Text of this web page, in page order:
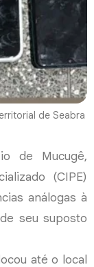
de Seabra
de Mucugê,
(CIPE)
análogas à
seu suposto
até o local